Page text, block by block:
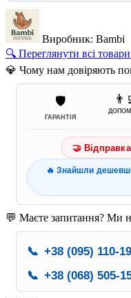
Виробник: Bambi
🔍 Переглянути всі
💎 Чому нам довіряють
🛡️
ГАРАНТІЯ
🤝
🔥 Знайшли
💬 Маєте запитання? Ми
📞 +38 (095) 110-
📞 +38 (068) 505-